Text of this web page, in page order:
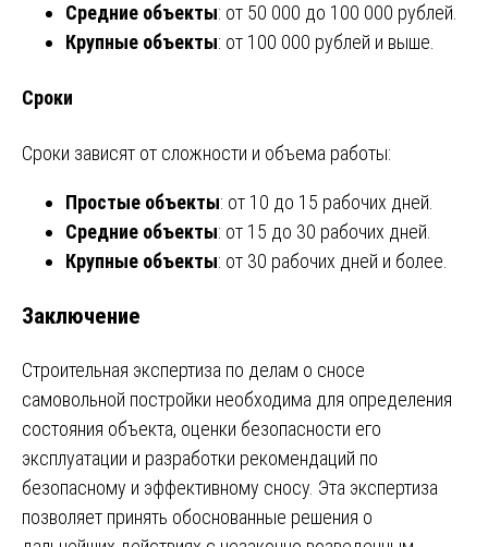
Средние объекты: от 50 000 до 100 000 рублей.
Крупные объекты: от 100 000 рублей и выше.
Сроки
Сроки зависят от сложности и объема работы:
Простые объекты: от 10 до 15 рабочих дней.
Средние объекты: от 15 до 30 рабочих дней.
Крупные объекты: от 30 рабочих дней и более.
Заключение
Строительная экспертиза по делам о сносе
самовольной постройки необходима для определения
состояния объекта, оценки безопасности его
эксплуатации и разработки рекомендаций по
безопасному и эффективному сносу. Эта экспертиза
позволяет принять обоснованные решения о